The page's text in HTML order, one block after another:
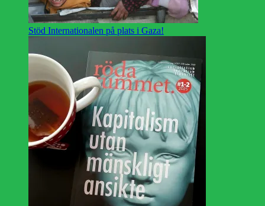
Stöd Internationalen på plats i Gaza!